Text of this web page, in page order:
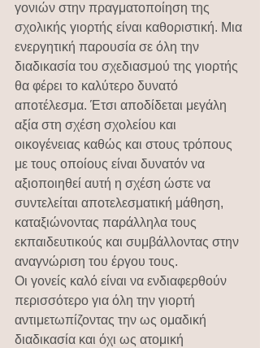
γονιών στην πραγματοποίηση της
σχολικής γιορτής είναι καθοριστική. Μια
ενεργητική παρουσία σε όλη την
διαδικασία του σχεδιασμού της γιορτής
θα φέρει το καλύτερο δυνατό
αποτέλεσμα. Έτσι αποδίδεται μεγάλη
αξία στη σχέση σχολείου και
οικογένειας καθώς και στους τρόπους
με τους οποίους είναι δυνατόν να
αξιοποιηθεί αυτή η σχέση ώστε να
συντελείται αποτελεσματική μάθηση,
καταξιώνοντας παράλληλα τους
εκπαιδευτικούς και συμβάλλοντας στην
αναγνώριση του έργου τους.
Οι γονείς καλό είναι να ενδιαφερθούν
περισσότερο για όλη την γιορτή
αντιμετωπίζοντας την ως ομαδική
διαδικασία και όχι ως ατομική